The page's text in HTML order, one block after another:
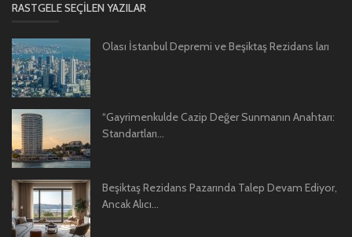
RASTGELE SEÇILEN YAZILAR
Olası İstanbul Depremi ve Beşiktaş Rezidans ları
“Gayrimenkulde Cazip Değer Sunmanın Anahtarı:
Standartları...
Beşiktaş Rezidans Pazarında Talep Devam Ediyor,
Ancak Alıcı...